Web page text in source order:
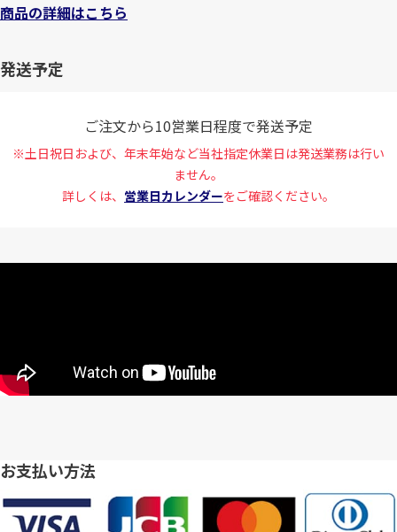
商品の詳細はこちら
発送予定
ご注文から10営業日程度で発送予定
※土日祝日および、年末年始など当社指定休業日は発送業務は行い
ません。
詳しくは、 営業日カレンダーをご確認ください。
お支払い方法